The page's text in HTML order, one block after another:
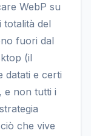
WebP su
totalità del
fuori dal
(il
datati e certi
e non tutti i
che vive